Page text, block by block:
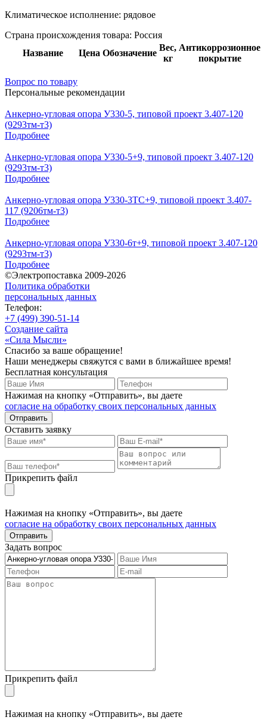
Климатическое исполнение: рядовое
Страна происхождения товара: Россия
Название
Цена Обозначение
Вес,
кг
Антикоррозионное
покрытие
Вопрос по товару
Персональные рекомендации
Анкерно-угловая опора У330-5, типовой проект 3.407-120
(9293тм-т3)
Подробнее
Анкерно-угловая опора У330-5+9, типовой проект 3.407-120
(9293тм-т3)
Подробнее
Анкерно-угловая опора У330-3ТС+9, типовой проект 3.407-
117 (9206тм-т3)
Подробнее
Анкерно-угловая опора У330-6т+9, типовой проект 3.407-120
(9293тм-т3)
Подробнее
©Электропоставка 2009-2026
Политика обработки
персональных данных
Телефон:
+7 (499) 390-51-14
Создание сайта
«Сила Мысли»
Спасибо за ваше обращение!
Наши менеджеры свяжутся с вами в ближайшее время!
Бесплатная консультация
Нажимая на кнопку «Отправить», вы даете
согласие на обработку своих персональных данных
Отправить
Оставить заявку
Прикрепить файл
Нажимая на кнопку «Отправить», вы даете
согласие на обработку своих персональных данных
Отправить
Задать вопрос
Прикрепить файл
Нажимая на кнопку «Отправить», вы даете